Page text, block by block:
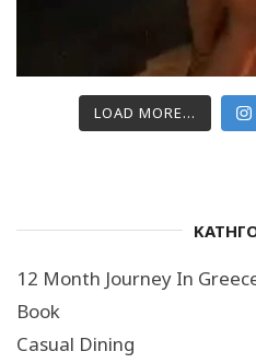
LOAD MORE...
12 Month Journey In
Book
Casual Dining